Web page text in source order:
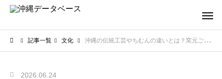
記事一覧 文化 沖縄の伝統工芸やちむんの違いとは？窯元ごとの特徴を知って器を楽しむ
2026.06.24